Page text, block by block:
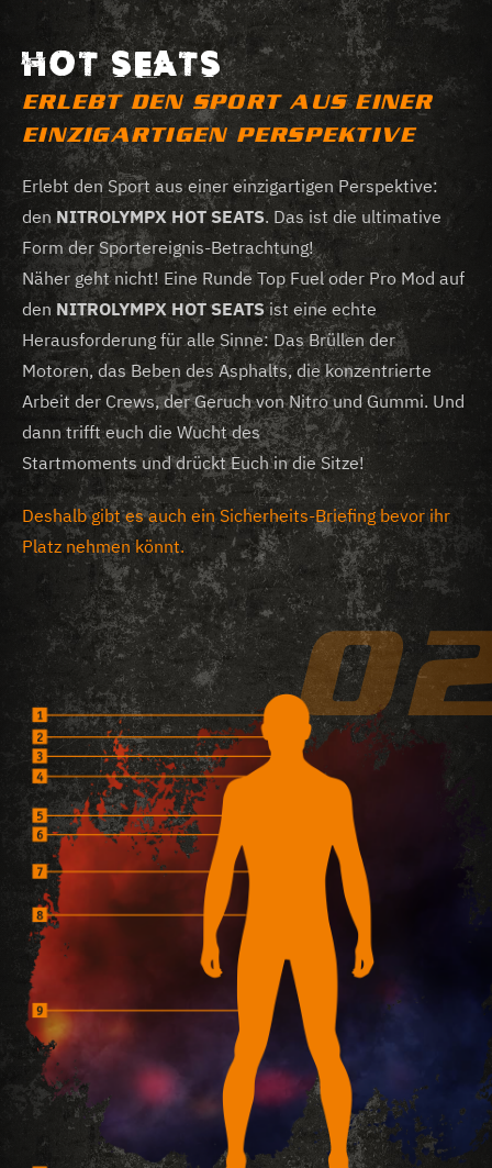
HOT SEATS
ERLEBT DEN SPORT AUS EINER
EINZIGARTIGEN PERSPEKTIVE
Erlebt den Sport aus einer einzigartigen Perspektive:
den NITROLYMPX HOT SEATS. Das ist die ultimative
Form der Sportereignis-Betrachtung!
Näher geht nicht! Eine Runde Top Fuel oder Pro Mod auf
den NITROLYMPX HOT SEATSist eine echte
Herausforderung für alle Sinne: Das Brüllen der
Motoren, das Beben des Asphalts, die konzentrierte
Arbeit der Crews, der Geruch von Nitro und Gummi. Und
dann trifft euch die Wucht des
Startmoments und drückt Euch in die Sitze!
Deshalb gibt es auch ein Sicherheits-Briefing bevor ihr
Platz nehmen könnt.